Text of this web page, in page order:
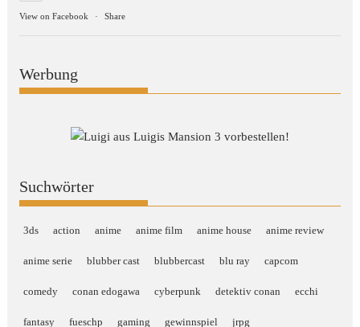
View on Facebook · Share
Werbung
Suchwörter
3ds action anime anime film anime house anime review
anime serie blubber cast blubbercast blu ray capcom
comedy conan edogawa cyberpunk detektiv conan ecchi
fantasy fueschp gaming gewinnspiel jrpg